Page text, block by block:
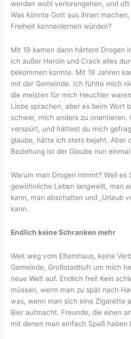
werden wohl verlorengehen, und
Was könnte Gott aus ihnen
Freiheit kennenlernen würden?
Mit 19 kamen dann härtere Drogen
ich außer Heroin und Crack alles
bekommen konnte. Mit 19 Jahren
mit der Gemeinde. Ich fühlte mich
die meisten für mich Heuchler
Liebe sprachen, aber es beim Wort
schwer, mich anders zu orientieren.
verspürt, und hättest du mich
glaube, hätte ich stets bejaht. Aber
Beziehung ist der Glaube nun
Warum man Drogen nimmt? Weil es
gewöhnliche Leben langweilt, man
kann, man abschalten und „Urlaub
kann.
Endlich keine Schranken mehr
Weit weg vom Elternhaus, keine
Gemeinde, Großstadtluft um mich
neue Welt auf. Endlich frei! Kein
müssen, wenn man zu spät nach
was, wenn man sich eine Zigarette
Bier aufmacht. Freunde, die einen
mit denen man einfach Spaß haben